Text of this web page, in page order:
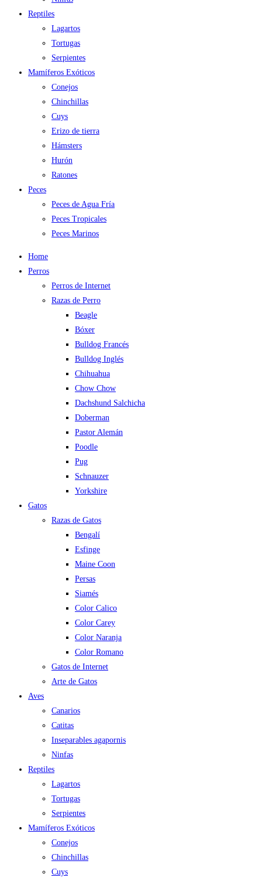
Reptiles
Lagartos
Tortugas
Serpientes
Mamíferos Exóticos
Conejos
Chinchillas
Cuys
Erizo de tierra
Hámsters
Hurón
Ratones
Peces
Peces de Agua Fría
Peces Tropicales
Peces Marinos
Home
Perros
Perros de Internet
Razas de Perro
Beagle
Bóxer
Bulldog Francés
Bulldog Inglés
Chihuahua
Chow Chow
Dachshund Salchicha
Doberman
Pastor Alemán
Poodle
Pug
Schnauzer
Yorkshire
Gatos
Razas de Gatos
Bengalí
Esfinge
Maine Coon
Persas
Siamés
Color Calico
Color Carey
Color Naranja
Color Romano
Gatos de Internet
Arte de Gatos
Aves
Canarios
Catitas
Inseparables agapornis
Ninfas
Reptiles
Lagartos
Tortugas
Serpientes
Mamíferos Exóticos
Conejos
Chinchillas
Cuys